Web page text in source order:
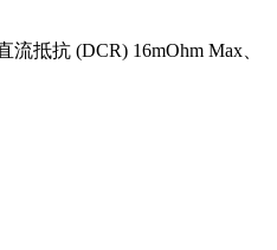
抵抗 (DCR) 16mOhm Max、